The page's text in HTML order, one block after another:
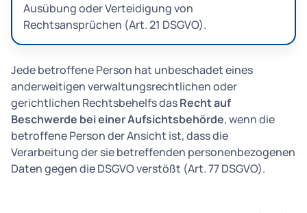
Ausübung oder Verteidigung von
Rechtsansprüchen (Art. 21 DSGVO).
Jede betroffene Person hat unbeschadet eines
anderweitigen verwaltungsrechtlichen oder
gerichtlichen Rechtsbehelfs dasRecht auf
Beschwerde bei einer Aufsichtsbehörde, wenn die
betroffene Person der Ansicht ist, dass die
Verarbeitung der sie betreffenden personenbezogenen
Daten gegen die DSGVO verstößt (Art. 77 DSGVO).